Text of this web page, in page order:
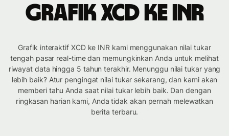
Grafik XCD ke INR
Grafik interaktif XCD ke INR kami menggunakan nilai tukar
tengah pasar real-time dan memungkinkan Anda untuk melihat
riwayat data hingga 5 tahun terakhir. Menunggu nilai tukar yang
lebih baik? Atur pengingat nilai tukar sekarang, dan kami akan
memberi tahu Anda saat nilai tukar lebih baik. Dan dengan
ringkasan harian kami, Anda tidak akan pernah melewatkan
berita terbaru.